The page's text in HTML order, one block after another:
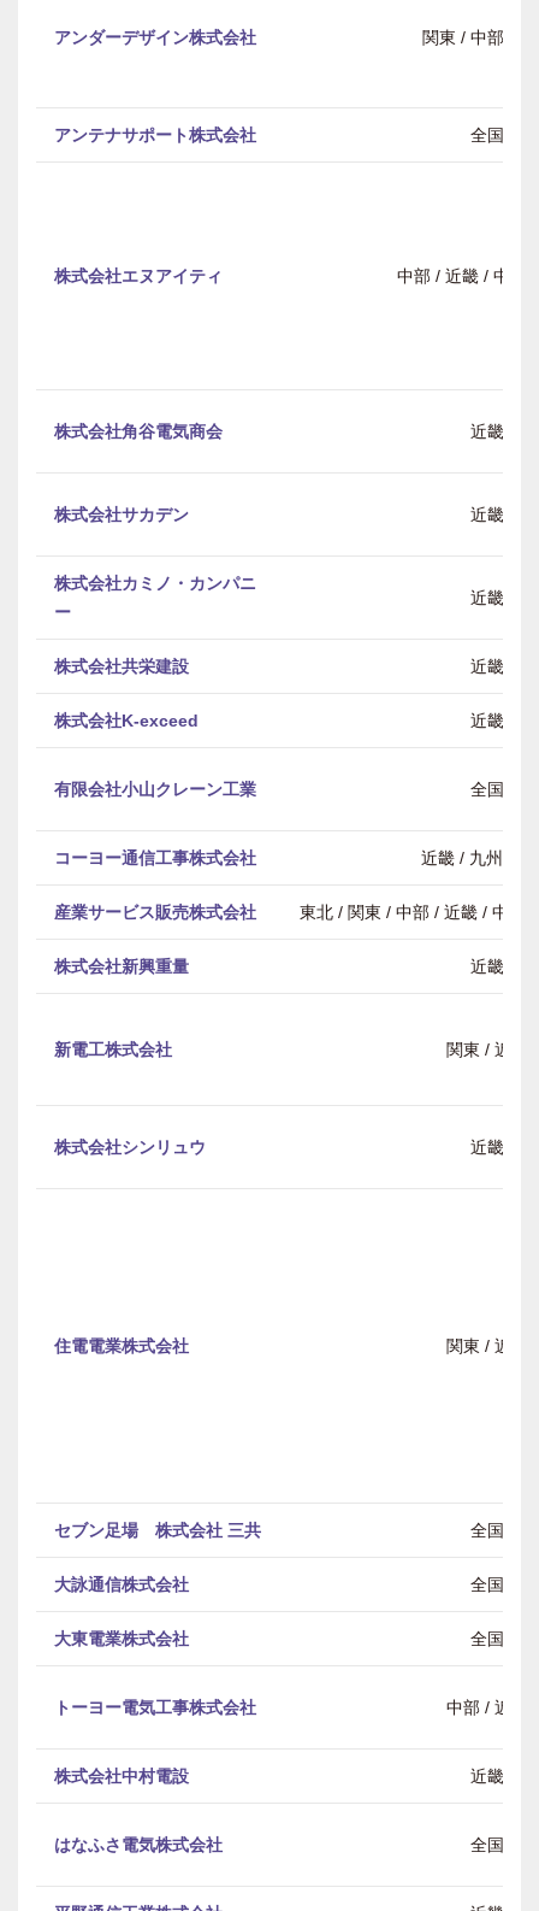
アンダーデザイン株式会社 関東 / 中部 / 近
アンテナサポート株式会社 全国
株式会社エヌアイティ 中部 / 近畿 / 中国
株式会社角谷電気商会 近畿
株式会社サカデン 近畿
株式会社カミノ・カンパニ
ー
近畿
株式会社共栄建設 近畿
株式会社K-exceed 近畿
有限会社小山クレーン工業 全国
コーヨー通信工事株式会社 近畿 / 九州・
産業サービス販売株式会社 東北 / 関東 / 中部 / 近畿 / 中国
株式会社新興重量 近畿
新電工株式会社 関東 / 近畿
株式会社シンリュウ 近畿
住電電業株式会社 関東 / 近畿
セブン足場 株式会社 三共 全国
大詠通信株式会社 全国
大東電業株式会社 全国
トーヨー電気工事株式会社 中部 / 近畿
株式会社中村電設 近畿
はなふさ電気株式会社 全国